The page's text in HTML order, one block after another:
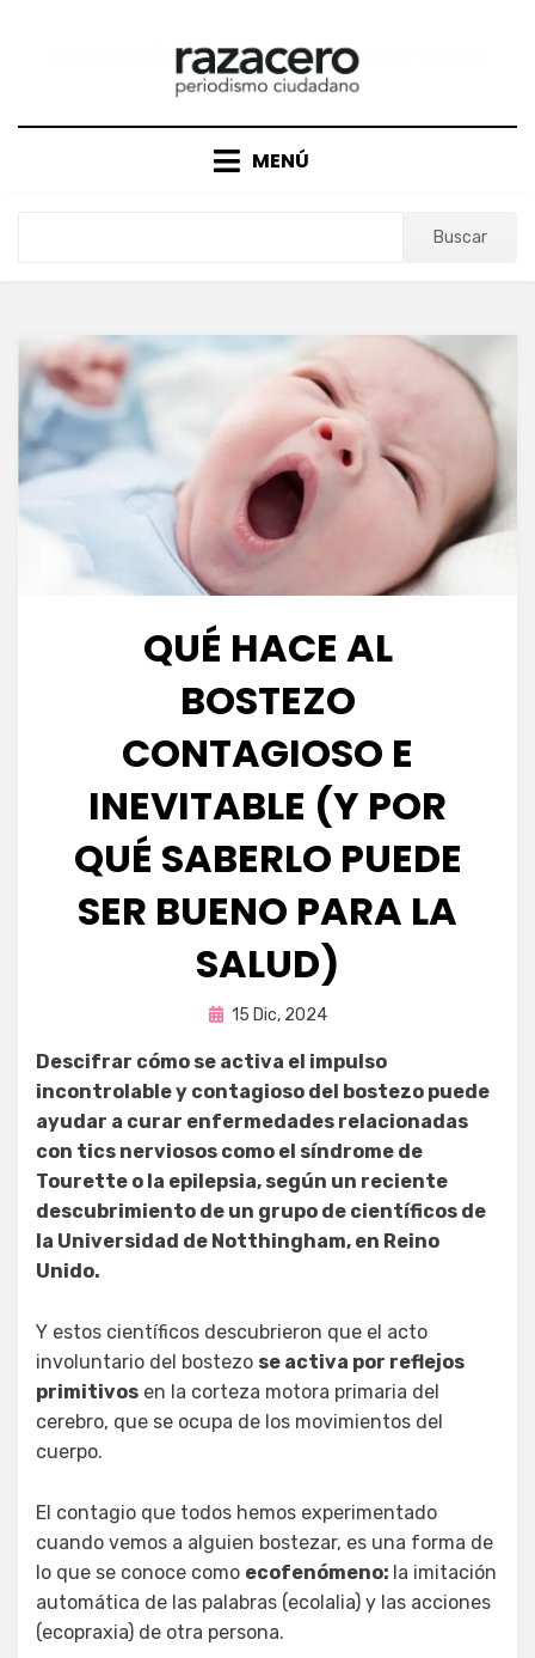
MENÚ
Buscar
QUÉ HACE AL
BOSTEZO
CONTAGIOSO E
INEVITABLE (Y POR
QUÉ SABERLO PUEDE
SER BUENO PARA LA
SALUD)
porFernando Miranda Servín
Publicada
15 Dic, 2024
Descifrar cómo se activa el impulso
incontrolable y contagioso del bostezo puede
ayudar a curar enfermedades relacionadas
con tics nerviosos como el síndrome de
Tourette o la epilepsia, según un reciente
descubrimiento de un grupo de científicos de
la Universidad de Notthingham, en Reino
Unido.
Y estos científicos descubrieron que el acto
involuntario del bostezo se activa por reflejos
primitivos en la corteza motora primaria del
cerebro, que se ocupa de los movimientos del
cuerpo.
El contagio que todos hemos experimentado
cuando vemos a alguien bostezar, es una forma de
lo que se conoce como ecofenómeno: la imitación
automática de las palabras (ecolalia) y las acciones
(ecopraxia) de otra persona.